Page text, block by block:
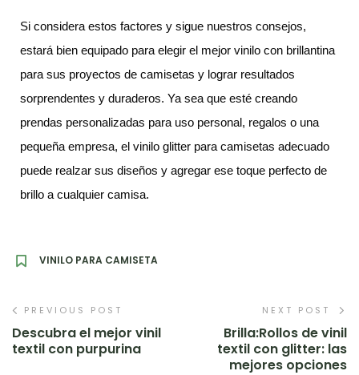
Si considera estos factores y sigue nuestros consejos,
estará bien equipado para elegir el mejor vinilo con brillantina
para sus proyectos de camisetas y lograr resultados
sorprendentes y duraderos. Ya sea que esté creando
prendas personalizadas para uso personal, regalos o una
pequeña empresa, el vinilo glitter para camisetas adecuado
puede realzar sus diseños y agregar ese toque perfecto de
brillo a cualquier camisa.
VINILO PARA CAMISETA
PREVIOUS POST
Descubra el mejor vinil
textil con purpurina
NEXT POST
Brilla:Rollos de vinil
textil con glitter: las
mejores opciones